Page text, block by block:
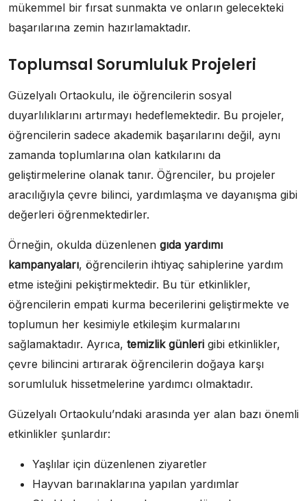
mükemmel bir fırsat sunmakta ve onların gelecekteki
başarılarına zemin hazırlamaktadır.
Toplumsal Sorumluluk Projeleri
Güzelyalı Ortaokulu, ile öğrencilerin sosyal
duyarlılıklarını artırmayı hedeflemektedir. Bu projeler,
öğrencilerin sadece akademik başarılarını değil, aynı
zamanda toplumlarına olan katkılarını da
geliştirmelerine olanak tanır. Öğrenciler, bu projeler
aracılığıyla çevre bilinci, yardımlaşma ve dayanışma gibi
değerleri öğrenmektedirler.
Örneğin, okulda düzenlenen gıda yardımı
kampanyaları, öğrencilerin ihtiyaç sahiplerine yardım
etme isteğini pekiştirmektedir. Bu tür etkinlikler,
öğrencilerin empati kurma becerilerini geliştirmekte ve
toplumun her kesimiyle etkileşim kurmalarını
sağlamaktadır. Ayrıca, temizlik günleri gibi etkinlikler,
çevre bilincini artırarak öğrencilerin doğaya karşı
sorumluluk hissetmelerine yardımcı olmaktadır.
Güzelyalı Ortaokulu’ndaki arasında yer alan bazı önemli
etkinlikler şunlardır:
Yaşlılar için düzenlenen ziyaretler
Hayvan barınaklarına yapılan yardımlar